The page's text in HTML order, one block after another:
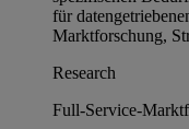
für
Marktforschung,
Research
Full-Service-